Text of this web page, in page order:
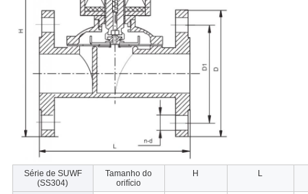
Série de SUWF
(SS304)
Tamanho do
orifício
H L